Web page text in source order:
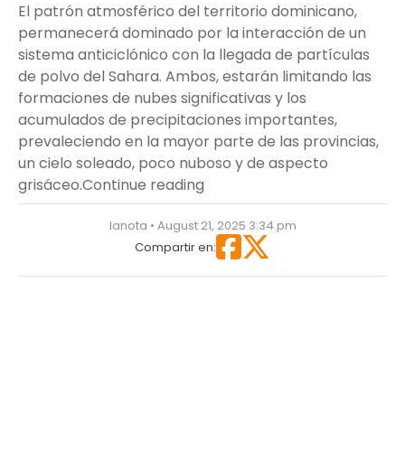
El patrón atmosférico del territorio dominicano,
permanecerá dominado por la interacción de un
sistema anticiclónico con la llegada de partículas
de polvo del Sahara. Ambos, estarán limitando las
formaciones de nubes significativas y los
acumulados de precipitaciones importantes,
prevaleciendo en la mayor parte de las provincias,
un cielo soleado, poco nuboso y de aspecto
grisáceo.Continue reading
lanota • August 21, 2025 3:34 pm
Compartir en: